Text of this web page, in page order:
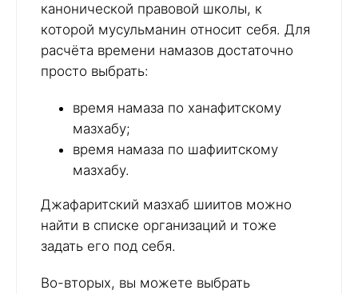
канонической правовой школы, к
которой мусульманин относит себя. Для
расчёта времени намазов достаточно
просто выбрать:
время намаза по ханафитскому
мазхабу;
время намаза по шафиитскому
мазхабу.
Джафаритский мазхаб шиитов можно
найти в списке организаций и тоже
задать его под себя.
Во-вторых, вы можете выбрать